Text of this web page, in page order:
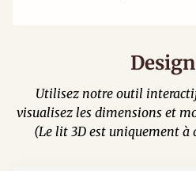
Utilisez notre outil
visualisez les dimensions et
(Le lit 3D est uniquement